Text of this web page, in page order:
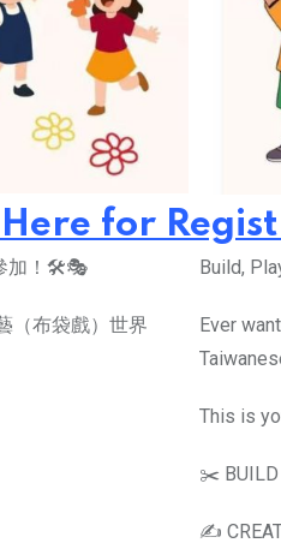
for
加！🛠️🎭
（布袋戲）世界
Build,
Ever
This is
✂️ BUILD
✍️